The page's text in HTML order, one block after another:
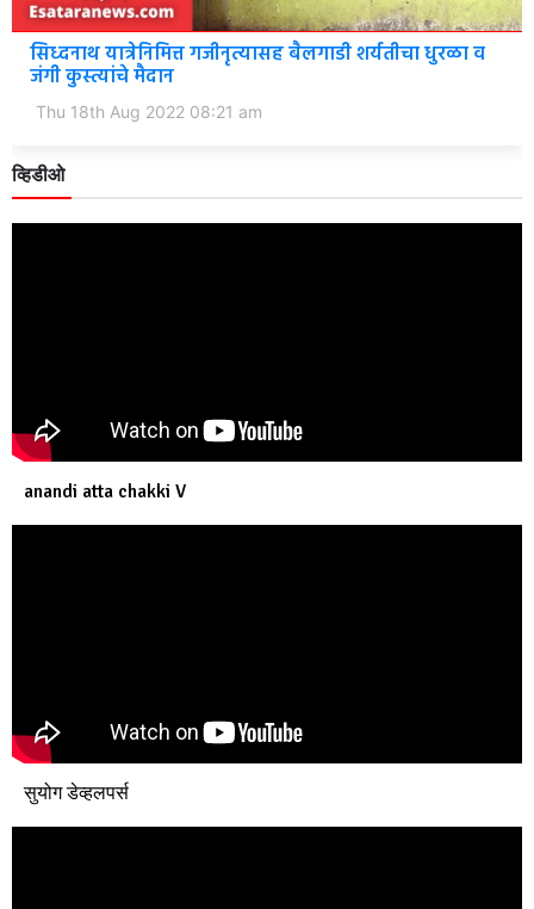
सिध्दनाथ यात्रेनिमित्त गजीनृत्यासह बैलगाडी शर्यतीचा धुरळा व
जंगी कुस्त्यांचे मैदान
Thu 18th Aug 2022 08:21 am
व्हिडीओ
anandi atta chakki V
सुयोग डेव्हलपर्स